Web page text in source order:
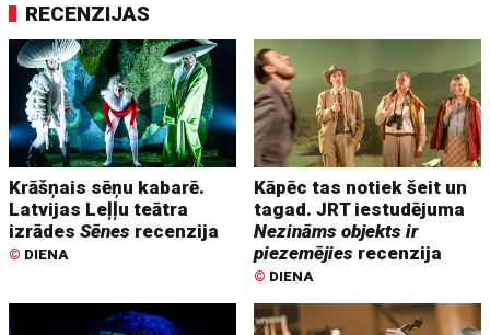
RECENZIJAS
Krāšņais sēņu kabarē.
Latvijas Leļļu teātra
izrādesSēnes recenzija
© DIENA
Kāpēc tas notiek šeit un
tagad. JRT iestudējuma
Nezināms objekts ir
piezemējies recenzija
© DIENA